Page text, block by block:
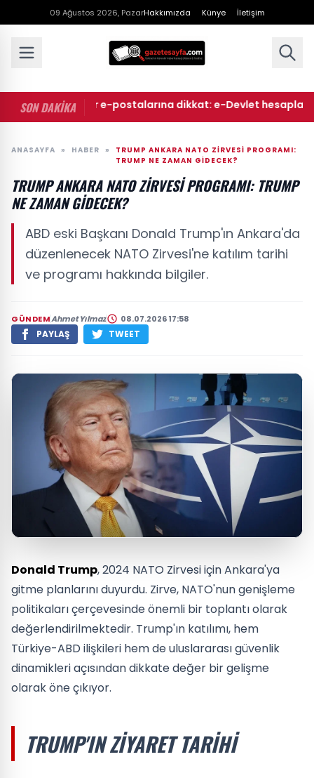
09 Ağustos 2026, PazarHakkımızda Künye İletişim
SON DAKİKA
ve noter e-postalarına dikkat: e-Devlet hesaplarını
ANASAYFA » HABER »
TRUMP ANKARA NATO ZIRVESI PROGRAMI:
TRUMP NE ZAMAN GIDECEK?
TRUMP ANKARA NATO ZIRVESI PROGRAMI: TRUMP
NE ZAMAN GIDECEK?
ABD eski Başkanı Donald Trump'ın Ankara'da
düzenlenecek NATO Zirvesi'ne katılım tarihi
ve programı hakkında bilgiler.
GÜNDEMAhmet Yılmaz 08.07.2026 17:58
PAYLAŞ TWEET
Donald Trump, 2024 NATO Zirvesi için Ankara'ya
gitme planlarını duyurdu. Zirve, NATO'nun genişleme
politikaları çerçevesinde önemli bir toplantı olarak
değerlendirilmektedir. Trump'ın katılımı, hem
Türkiye-ABD ilişkileri hem de uluslararası güvenlik
dinamikleri açısından dikkate değer bir gelişme
olarak öne çıkıyor.
TRUMP'IN ZIYARET TARIHI